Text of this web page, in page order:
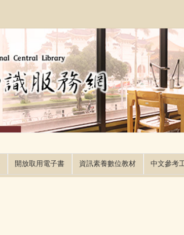
開放取用電子書 資訊素養數位教材 中文參考